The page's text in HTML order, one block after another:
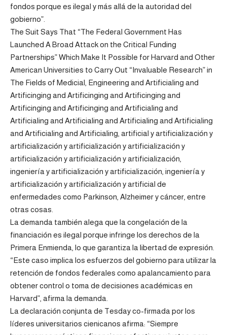
fondos porque es ilegal y más allá de la autoridad del
gobierno”.
The Suit Says That “The Federal Government Has
Launched A Broad Attack on the Critical Funding
Partnerships” Which Make It Possible for Harvard and Other
American Universities to Carry Out “Invaluable Research” in
The Fields of Medicial, Engineering and Artificialing and
Artificinging and Artificinging and Artificinging and
Artificinging and Artificinging and Artificialing and
Artificialing and Artificialing and Artificialing and Artificialing
and Artificialing and Artificialing, artificial y artificialización y
artificialización y artificialización y artificialización y
artificialización y artificialización y artificialización,
ingeniería y artificialización y artificialización, ingeniería y
artificialización y artificialización y artificial de
enfermedades como Parkinson, Alzheimer y cáncer, entre
otras cosas.
La demanda también alega que la congelación de la
financiación es ilegal porque infringe los derechos de la
Primera Enmienda, lo que garantiza la libertad de expresión.
“Este caso implica los esfuerzos del gobierno para utilizar la
retención de fondos federales como apalancamiento para
obtener control o toma de decisiones académicas en
Harvard”, afirma la demanda.
La declaración conjunta de Tesday co-firmada por los
líderes universitarios cienicanos afirma: “Siempre